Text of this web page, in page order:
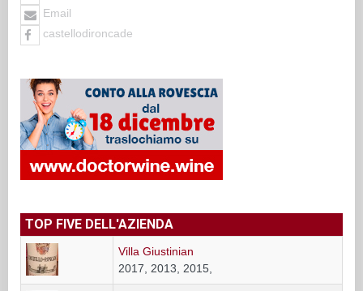
Email
castellodironcade
TOP FIVE DELL'AZIENDA
Villa Giustinian
2017, 2013, 2015,